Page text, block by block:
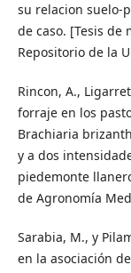
su relacion suelo-
de caso. [Tesis de
Repositorio de la
Rincon, A.,
forraje en los
Brachiaria
y a dos
piedemonte
de Agronomía
Sarabia, M., y
en la asociación